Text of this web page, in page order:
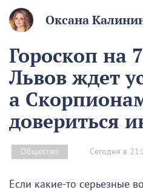
Оксана
Гороскоп на
Львов ждет
а
довериться
Общество Сегодня в
Если какие-то серьезные